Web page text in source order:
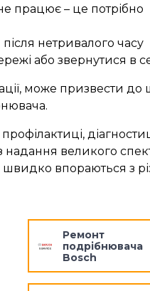
працює – це потрібно
нетривалого часу
або звернутися в
може призвести
надання великого
швидко впораються з
Ремонт
подрібнювача
Bosch